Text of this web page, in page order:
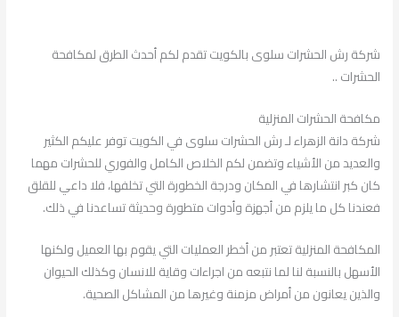
شركة رش الحشرات سلوى بالكويت تقدم لكم أحدث الطرق لمكافحة
الحشرات ..
مكافحة الحشرات المنزلية
شركة دانة الزهراء لـ رش الحشرات سلوى في الكويت توفر عليكم الكثير
والعديد من الأشياء وتضمن لكم الخلاص الكامل والفوري للحشرات مهما
كان كبر انتشارها في المكان ودرجة الخطورة التي تخلفها، فلا داعي للقلق
فعندنا كل ما يلزم من أجهزة وأدوات متطورة وحديثة تساعدنا في ذلك.
المكافحة المنزلية تعتبر من أخطر العمليات التي يقوم بها العميل ولكنها
الأسهل بالنسبة لنا لما نتبعه من اجراءات وقاية للانسان وكذلك الحيوان
والذين يعانون من أمراض مزمنة وغيرها من المشاكل الصحية.